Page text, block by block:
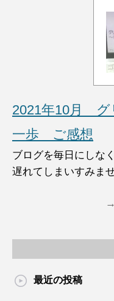
2021年10月 グ
一歩 ご感想
ブログを毎日にしな
遅れてしまいすみま
最近の投稿